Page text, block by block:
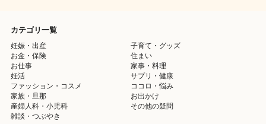
カテゴリ一覧
妊娠・出産
子育て・グッズ
お金・保険
住まい
お仕事
家事・料理
妊活
サプリ・健康
ファッション・コスメ
ココロ・悩み
家族・旦那
お出かけ
産婦人科・小児科
その他の疑問
雑談・つぶやき